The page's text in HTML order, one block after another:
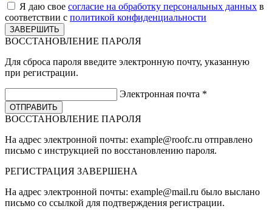
Я даю свое согласие на обработку персональных данных в
соответствии с политикой конфиденциальности
ВОССТАНОВЛЕНИЕ ПАРОЛЯ
Для сброса пароля введите электронную почту, указанную
при регистрации.
Электронная почта *
ВОССТАНОВЛЕНИЕ ПАРОЛЯ
На адрес электронной почты: example@roofc.ru отправлено
письмо с инструкцией по восстановлению пароля.
РЕГИСТРАЦИЯ ЗАВЕРШЕНА
На адрес электронной почты: example@mail.ru было выслано
письмо со ссылкой для подтверждения регистрации.